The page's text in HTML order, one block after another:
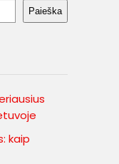
Paieška
kaip